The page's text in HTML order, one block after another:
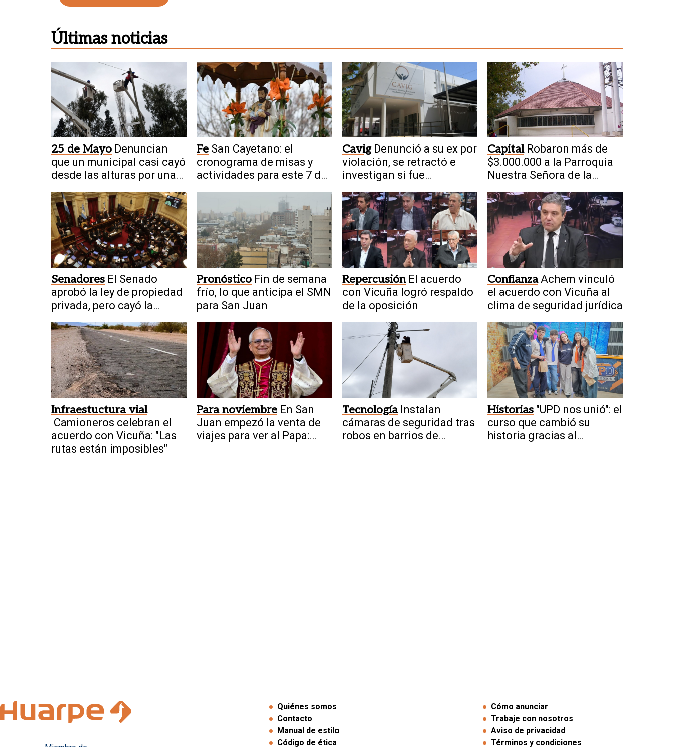
Últimas noticias
25 de Mayo Denuncian
que un municipal casi cayó
desde las alturas por una
Fe San Cayetano: el
cronograma de misas y
actividades para este 7 de
Cavig Denunció a su ex por
violación, se retractó e
investigan si fue
Capital Robaron más de
$3.000.000 a la Parroquia
Nuestra Señora de la
Senadores El Senado
aprobó la ley de propiedad
privada, pero cayó la
Fuego
Pronóstico Fin de semana
frío, lo que anticipa el SMN
para San Juan
Repercusión El acuerdo
con Vicuña logró respaldo
de la oposición
Confianza Achem vinculó
el acuerdo con Vicuña al
clima de seguridad jurídica
Infraestuctura vial
Camioneros celebran el
acuerdo con Vicuña: "Las
rutas están imposibles"
Para noviembre En San
Juan empezó la venta de
viajes para ver al Papa:
Tecnología Instalan
cámaras de seguridad tras
robos en barrios de
Historias "UPD nos unió": el
curso que cambió su
historia gracias al
Quiénes somos
Contacto
Manual de estilo
Código de ética
Cómo anunciar
Trabaje con nosotros
Aviso de privacidad
Términos y condiciones